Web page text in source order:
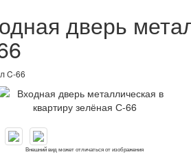
дверь
C-66
Внешний вид может отличаться от изображения